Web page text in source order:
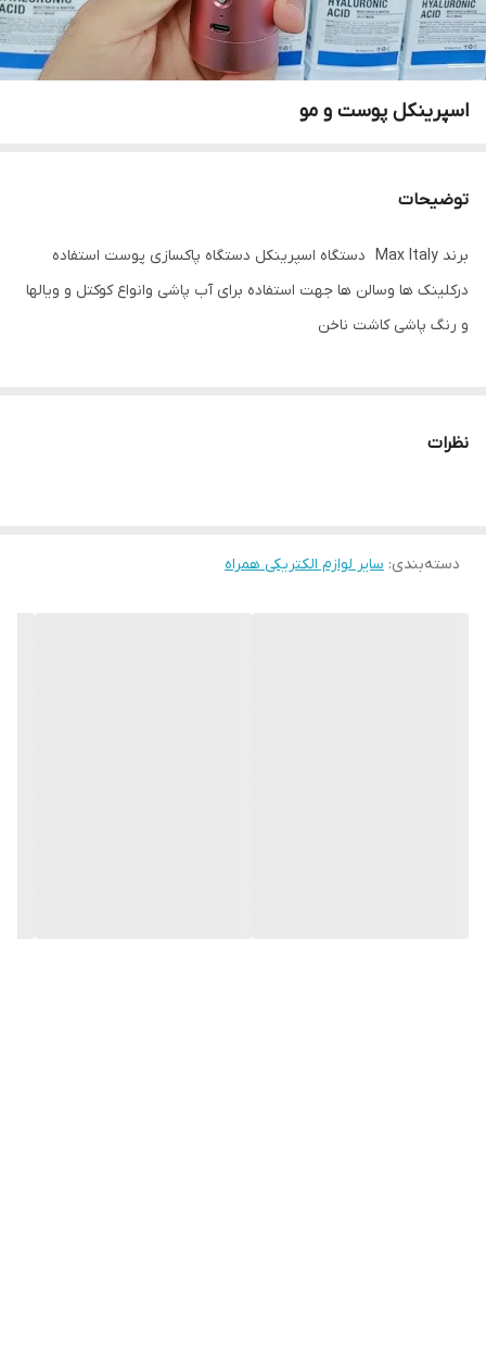
اسپرینکل پوست و مو
توضیحات
برند Max Italy دستگاه اسپرینکل دستگاه پاکسازی پوست استفاده
درکلینک ها وسالن ها جهت استفاده برای آب پاشی وانواع کوکتل و ویالها
و رنگ پاشی کاشت ناخن
نظرات
دسته‌بندی: سایر لوازم الکتریکی همراه